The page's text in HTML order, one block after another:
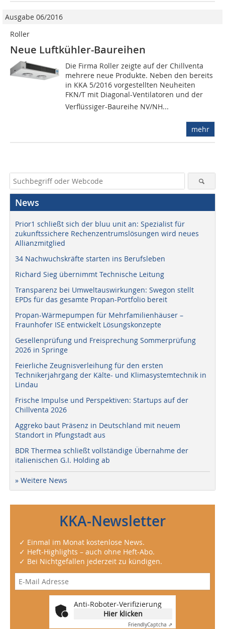
Ausgabe 06/2016
Roller
Neue Luftkühler-Baureihen
Die Firma Roller zeigte auf der Chillventa
mehrere neue Produkte. Neben den bereits
in KKA 5/2016 vorgestellten Neuheiten
FKN/T mit Diagonal-Ventilatoren und der
Verflüssiger-Baureihe NV/NH...
mehr
News
Prior1 schließt sich der bluu unit an: Spezialist für
zukunftssichere Rechenzentrumslösungen wird neues
Allianzmitglied
34 Nachwuchskräfte starten ins Berufsleben
Richard Sieg übernimmt Technische Leitung
Transparenz bei Umweltauswirkungen: Swegon stellt
EPDs für das gesamte Propan-Portfolio bereit
Propan-Wärmepumpen für Mehrfamilienhäuser –
Fraunhofer ISE entwickelt Lösungskonzepte
Gesellenprüfung und Freisprechung Sommerprüfung
2026 in Springe
Feierliche Zeugnisverleihung für den ersten
Technikerjahrgang der Kälte- und Klimasystemtechnik in
Lindau
Frische Impulse und Perspektiven: Startups auf der
Chillventa 2026
Aggreko baut Präsenz in Deutschland mit neuem
Standort in Pfungstadt aus
BDR Thermea schließt vollständige Übernahme der
italienischen G.I. Holding ab
» Weitere News
KKA-Newsletter
✓ Einmal im Monat kostenlose News.
✓ Heft-Highlights – auch ohne Heft-Abo.
✓ Bei Nichtgefallen jederzeit zu kündigen.
Anti-Roboter-Verifizierung
Hier klicken
FriendlyCaptcha ⇗